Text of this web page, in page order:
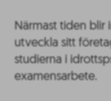
Närmast tiden blir
utveckla sitt
studierna i
examensarbete.